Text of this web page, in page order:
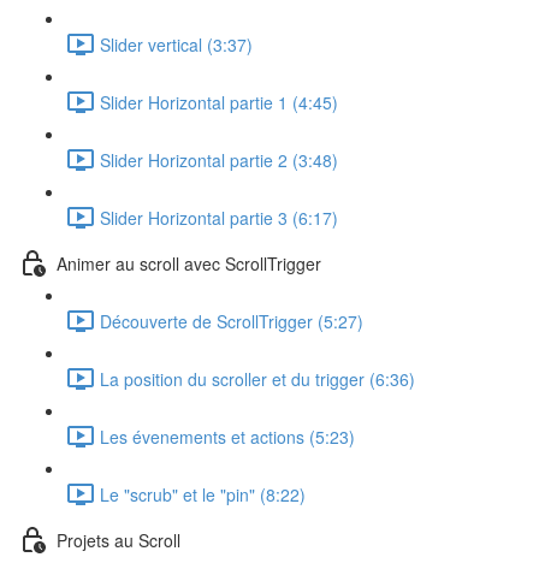
Slider vertical (3:37)
Slider Horizontal partie 1 (4:45)
Slider Horizontal partie 2 (3:48)
Slider Horizontal partie 3 (6:17)
Animer au scroll avec ScrollTrigger
Découverte de ScrollTrigger (5:27)
La position du scroller et du trigger (6:36)
Les évenements et actions (5:23)
Le "scrub" et le "pin" (8:22)
Projets au Scroll